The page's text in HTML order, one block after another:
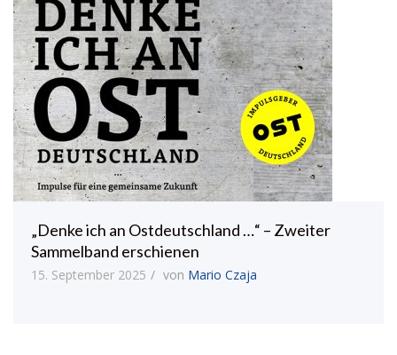
„Denke ich an Ostdeutschland …“ – Zweiter
Sammelband erschienen
15. September 2025 von Mario Czaja